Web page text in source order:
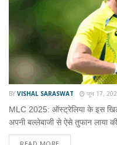
BY VISHAL SARASWAT जून 17,
MLC 2025: ऑस्ट्रेलिया के इस
अपनी बल्लेबाजी से ऐसे तुफान लाया